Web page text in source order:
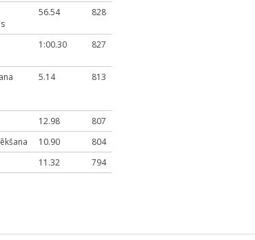
56.54 828
1:00.30 827
5.14 813
12.98
807
10.90
804
11.32 794